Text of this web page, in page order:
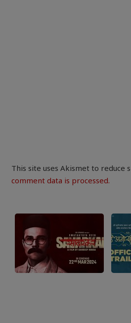
This site uses Akismet to reduce
comment data is processed.